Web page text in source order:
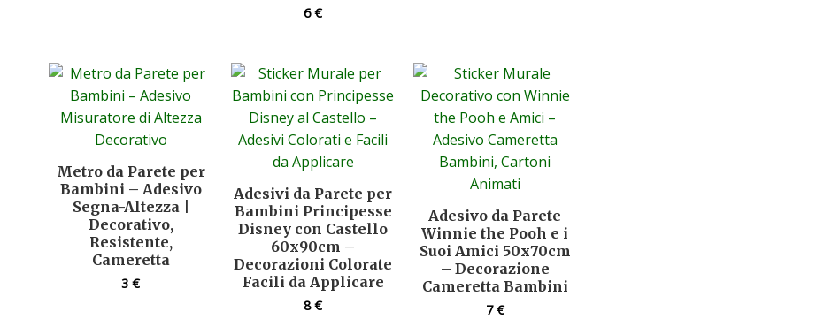
6€
Metro da Parete per
Bambini – Adesivo
Segna-Altezza |
Decorativo,
Resistente,
Cameretta
3€
Adesivi da Parete per
Bambini Principesse
Disney con Castello
60x90cm –
Decorazioni Colorate
Facili da Applicare
8€
Adesivo da Parete
Winnie the Pooh e i
Suoi Amici 50x70cm
– Decorazione
Cameretta Bambini
7€